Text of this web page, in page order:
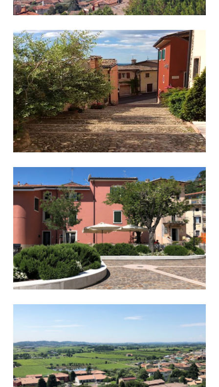
Centro storico Cavaion Veronese
Centro storico Cavaion Veronese 2